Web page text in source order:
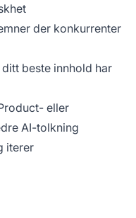
der konkurrenter
beste innhold har
eller
AI-tolkning
iterer